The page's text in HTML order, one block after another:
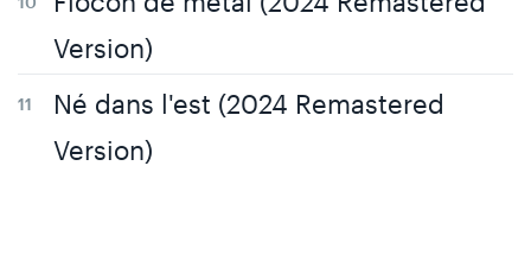
Version)
Né dans l'est (2024 Remastered
Version)